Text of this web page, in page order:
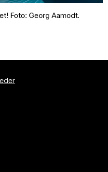
Foto: Georg Aamodt.